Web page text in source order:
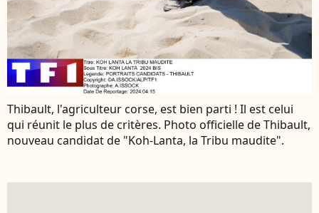
Thibault, l'agriculteur corse, est bien parti ! Il est celui
qui réunit le plus de critères. Photo officielle de Thibault,
nouveau candidat de "Koh-Lanta, la Tribu maudite".